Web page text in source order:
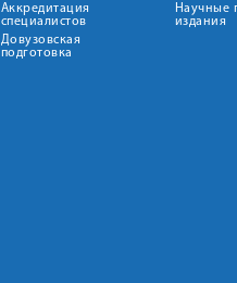
Аккредитация
специалистов
Довузовская
подготовка
Научные
издания